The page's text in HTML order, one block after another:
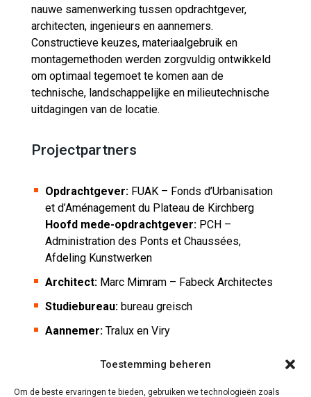
Toestemming beheren
Om de beste ervaringen te bieden, gebruiken we technologieën zoals
nauwe samenwerking tussen opdrachtgever,
architecten, ingenieurs en aannemers.
Constructieve keuzes, materiaalgebruik en
montagemethoden werden zorgvuldig ontwikkeld
om optimaal tegemoet te komen aan de
technische, landschappelijke en milieutechnische
uitdagingen van de locatie.
Projectpartners
Opdrachtgever:FUAK – Fonds d’Urbanisation
et d’Aménagement du Plateau de Kirchberg
Hoofd mede-opdrachtgever:PCH –
Administration des Ponts et Chaussées,
Afdeling Kunstwerken
Architect:Marc Mimram – Fabeck Architectes
Studiebureau:bureau greisch
Aannemer:Tralux en Viry
Marc Mimram Architecture Ingénierie